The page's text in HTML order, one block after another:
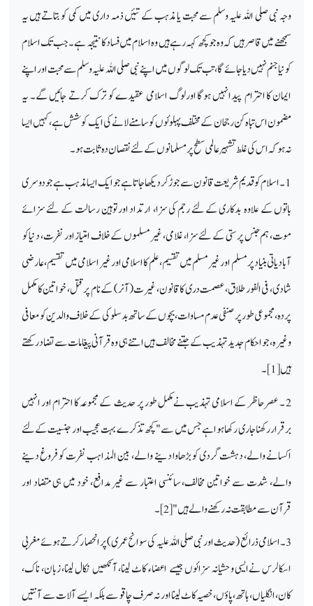
وجہ نبی صلی اللہ علیہ وسلم سے محبت یا مذہب کے تئیں ذمہ داری میں کمی کو بتاتے ہیں یہ
سمجھنے میں قاصر ہیں کہ وہ جو کچھ کہہ رہے ہیں وہ اسلام میں فساد کا نتیجہ ہے۔ جب تک اسلام
کو نیا جنم نہیں دیا جائے گا، تب تک لوگوں میں اپنے نبی صلی اللہ علیہ وسلم سے محبت اور اپنے
ایمان کا احترام پیدانہیں ہوگا اورلوگ اسلامی عقیدے کو ترک کرتے جائیں گے۔ یہ
مضمون اس تباہ کن رجحان کے مختلف پہلوئوں کو سامنے لانے کی ایک کوشش ہے، کہیں ایسا
نہ ہو کہ اس کی غلط تشہیر عالمی سطح پر مسلمانوں کے لئے نقصان دہ ثابت ہو۔
1 ۔ اسلام کو قدیم شریعت قانون سے جوڑ کر دیکھا جاتا ہے جو ایک ایسا مذہب ہے جو دوسری
باتوں کے علاوہ بدکاری کے لئے رجم کی سزا، ارتداد اور توہین رسالت کے لئے سزائے
موت، ہم جنس پرستی کے لئے سزا، غلامی، غیر مسلموں کے خلاف امتیاز اور نفرت، دنیا کو
آبادیاتی بنیاد پر مسلم اور غیر مسلم میں تقسیم، علم کا اسلامی اور غیر اسلامی میں تقسیم ، عارضی
شادی، فی الفور طلاق، عصمت دری کا قانون، غیرت (آنر) کے نام پر قتل، خواتین کا مکمل
پردہ، مجموعی طور پر صنفی عدم مساوات، بچوں کے ساتھ بدسلوکی کے خلاف والدین کو معافی
وغیرہ، جو احکام جدید تہذیب کے جتنےمخالف ہیں اتنے ہی وہ قرآنی پیغامات سے تضاد رکھتے
ہیں [1]۔
2 ۔ عصر حاظر کے اسلامی تہذیب نےمکمل طور پر حدیث کے مجموعہ کا احترام اور انہیں
برقرار رکھنا جاری رکھا ہوا ہے جس میں سے " کچھ تذکرے بہت عجیب اور جنسیت کے لئے
اکسانے والے، دہشت گردی کو بڑھاوا دینے والے، بین المذاہب نفرت کو فروغ دینے
والے، شدت سے خواتین مخالف، سائنسی اعتبار سے غیر مدافع، خود میں ہی متضاد اور
قرآن سے مطابقت نہ رکھنے والے ہیں"[2]۔
3۔ اسلامی ذرائع (حدیث اور نبی صلی اللہ علیہ کی سوانح عمری) پر انحصا رکرتے ہوئے مغربی
اسکالرس نےایسی وحشیانہ سزائوں جیسے اعضاء کاٹ لینا، آنکھیں نکال لینا، زبان، ناک،
کان، انگلیاں، ہاتھ، پاؤں، خصیہ کاٹ لینا اور نہ صرف چاقو سے بلکہ ایسے آلات سے آنتیں